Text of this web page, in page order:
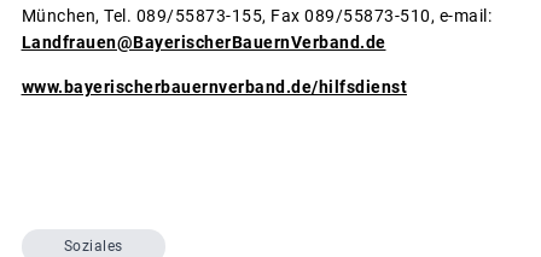
München, Tel. 089/55873-155, Fax 089/55873-510, e-mail:
Landfrauen@BayerischerBauernVerband.de
www.bayerischerbauernverband.de/hilfsdienst
Soziales